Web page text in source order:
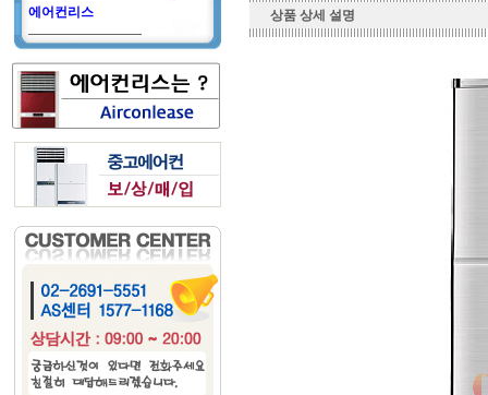
에어컨리스 상품 상세 설명